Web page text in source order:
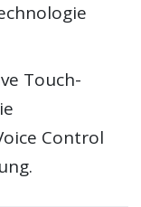
Touch-
Control